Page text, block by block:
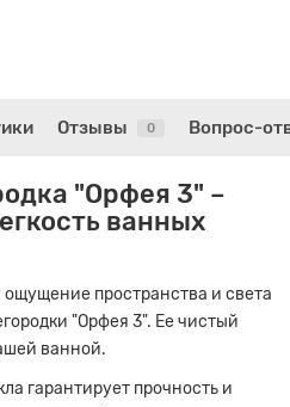
Отзывы 0 Вопрос-
"Орфея 3" –
ванных
пространства и света
"Орфея 3". Ее чистый
ванной.
гарантирует прочность и